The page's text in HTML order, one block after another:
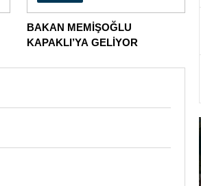
BAKAN MEMİŞOĞLU
KAPAKLI’YA GELİYOR